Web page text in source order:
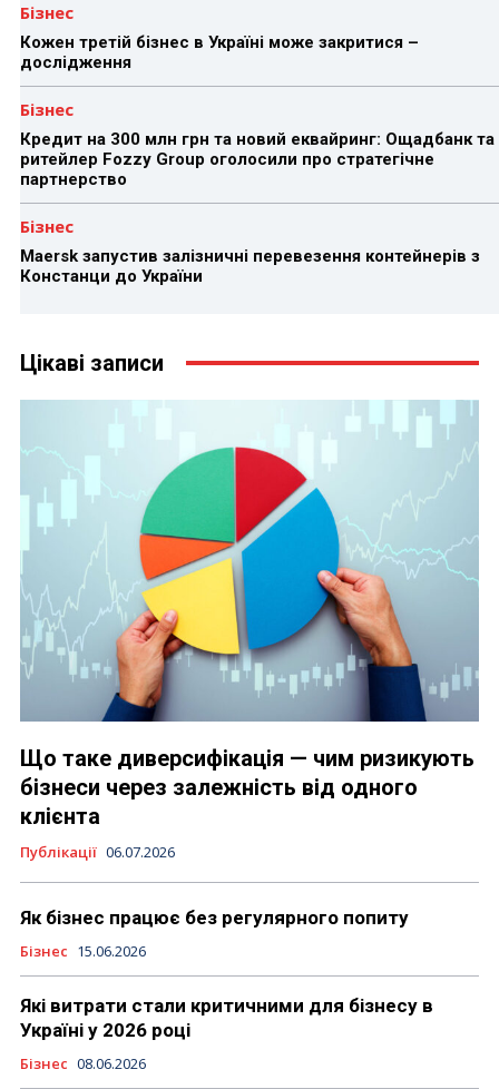
Бізнес
Кожен третій бізнес в Україні може закритися –
дослідження
Бізнес
Кредит на 300 млн грн та новий еквайринг: Ощадбанк та
ритейлер Fozzy Group оголосили про стратегічне
партнерство
Бізнес
Maersk запустив залізничні перевезення контейнерів з
Констанци до України
Цікаві записи
Що таке диверсифікація — чим ризикують
бізнеси через залежність від одного
клієнта
Публікації 06.07.2026
Як бізнес працює без регулярного попиту
Бізнес 15.06.2026
Які витрати стали критичними для бізнесу в
Україні у 2026 році
Бізнес 08.06.2026